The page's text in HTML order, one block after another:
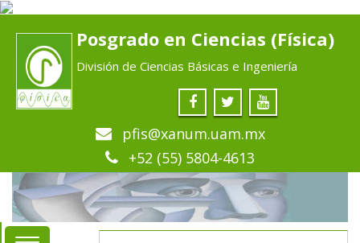
Posgrado en Ciencias (Física)
División de Ciencias Básicas e Ingeniería
pfis@xanum.uam.mx
+52 (55) 5804-4613